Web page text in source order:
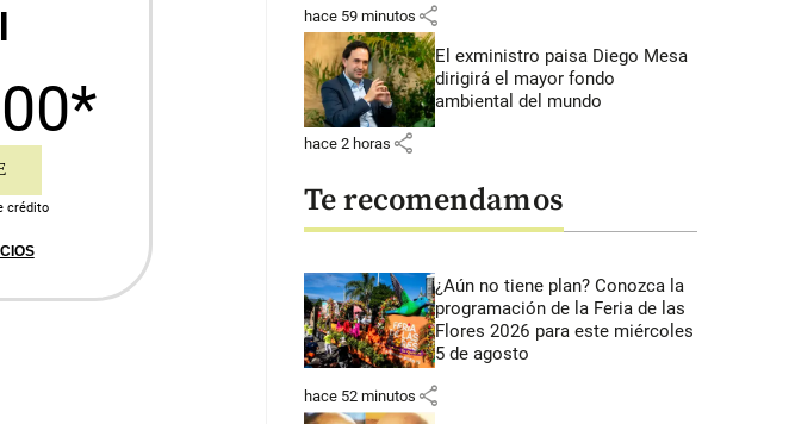
crédito
hace 59 minutos share
El exministro paisa Diego Mesa
dirigirá el mayor fondo
ambiental del mundo
hace 2 horas share
Te recomendamos
¿Aún no tiene plan? Conozca la
programación de la Feria de las
Flores 2026 para este miércoles
5 de agosto
hace 52 minutos share